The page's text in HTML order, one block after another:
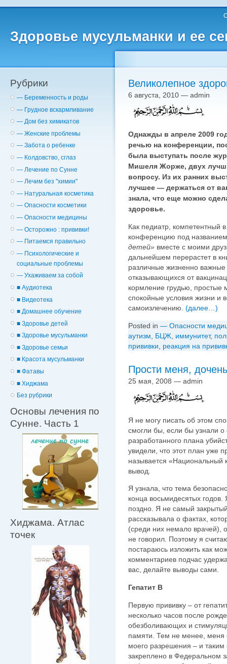
Здоровье мусульманки и ее
Рубрики
— Беременность и роды
— Грудное вскармливание
— Дом без химикатов
— Женские проблемы
— Забота о ребенке
— Колдовство, сглаз
— Лечение по Сунне
— Лечим без "химии"
— Натуральная косметика
— Опасности косметики
— Опасности медицины
— Осторожно : прививки!
— Питаемся правильно
— Психологические и
cоциальные проблемы
— Ухаживаем за собой
■ Аудиотека
■ Видеотека
■ Домашнее обучение
■ Здоровье детей
■ Здоровье мусульманки
■ Здоровье семьи
■ Красота мусульманки
■ Фатавы
■ Хиджама
Без рубрики
Основы лечения по
Сунне. Часть 1
Хиджама. Атлас
точек
Великолепное
6 августа, 2010 — admin
Однажды в апреле 2009
речью на конференции,
была выступать после
Мишеля Жорже, двух
вопросу. Из их ранних
лучшее — держаться от
знала, что еще можно
здоровье.
Как педиатр, компетентный
конференцию под
детей» вместе с моими
дальнейшем перерастет в
различные жизненно
отказывающихся от
кормление грудью,
спокойные условия жизни и
самоизлечению. (далее…)
Posted in — Опасности
аутизм, БЦЖ, иммунитет,
прививки, реакция на
Прости меня,
25 мая, 2008 — admin
Я не могу писать об этом
смогли бы, если бы узнали
разработанного плана
увидели, что этот план уже
называется «Национальный
вывод.
Я узнала, что тема
конца восьмидесятых
поздно. Я не самый
рассказывала о фактах,
(среди них немало врачей),
не говорил. Поэтому я
постараюсь изложить как
комментариев подчас
вас, делайте выводы сами.
Гепатит В
Первую прививку – от
несколько часов после
обезболивающих и
памяти. Тем не менее, меня
моего разрешения – и
закреплено в Федеральном